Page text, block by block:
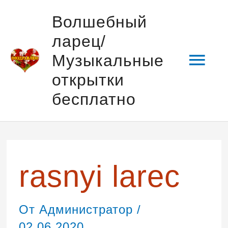
содержимому
Волшебный
ларец/
Музыкальные
открытки
бесплатно
rasnyi larec
От Администратор /